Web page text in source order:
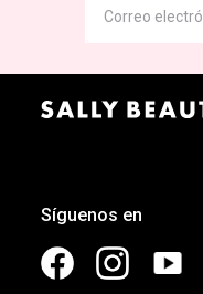
Síguenos en